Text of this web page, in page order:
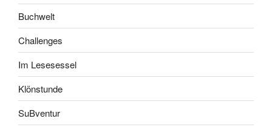
Buchwelt
Challenges
Im Lesesessel
Klönstunde
SuBventur